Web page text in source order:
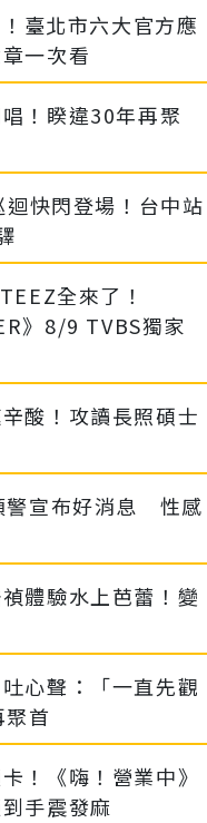
臺北市六大官方應
一次看
！睽違30年再聚
迴快閃登場！台中站
全來了！
》8/9 TVBS獨家
酸！攻讀長照碩士
警宣布好消息 性感
體驗水上芭蕾！變
心聲：「一直先觀
首
！《嗨！營業中》
手震發麻